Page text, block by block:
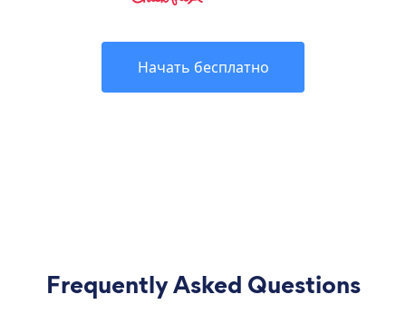
Начать бесплатно
Frequently Asked Questions